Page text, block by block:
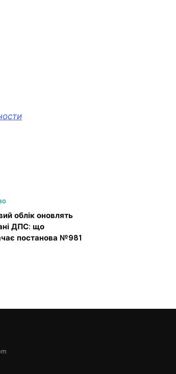
облік оновлять
ДПС: що
постанова №981